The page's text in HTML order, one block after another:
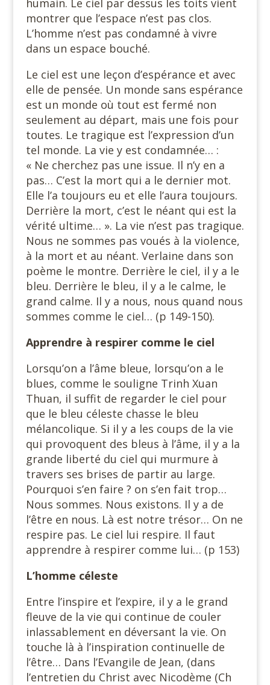
humain. Le ciel par dessus les toits vient
montrer que l’espace n’est pas clos.
L’homme n’est pas condamné à vivre
dans un espace bouché.
Le ciel est une leçon d’espérance et avec
elle de pensée. Un monde sans espérance
est un monde où tout est fermé non
seulement au départ, mais une fois pour
toutes. Le tragique est l’expression d’un
tel monde. La vie y est condamnée… :
« Ne cherchez pas une issue. Il n’y en a
pas… C’est la mort qui a le dernier mot.
Elle l’a toujours eu et elle l’aura toujours.
Derrière la mort, c’est le néant qui est la
vérité ultime… ». La vie n’est pas tragique.
Nous ne sommes pas voués à la violence,
à la mort et au néant. Verlaine dans son
poème le montre. Derrière le ciel, il y a le
bleu. Derrière le bleu, il y a le calme, le
grand calme. Il y a nous, nous quand nous
sommes comme le ciel… (p 149-150).
Apprendre à respirer comme le ciel
Lorsqu’on a l’âme bleue, lorsqu’on a le
blues, comme le souligne Trinh Xuan
Thuan, il suffit de regarder le ciel pour
que le bleu céleste chasse le bleu
mélancolique. Si il y a les coups de la vie
qui provoquent des bleus à l’âme, il y a la
grande liberté du ciel qui murmure à
travers ses brises de partir au large.
Pourquoi s’en faire ? on s’en fait trop…
Nous sommes. Nous existons. Il y a de
l’être en nous. Là est notre trésor… On ne
respire pas. Le ciel lui respire. Il faut
apprendre à respirer comme lui… (p 153)
L’homme céleste
Entre l’inspire et l’expire, il y a le grand
fleuve de la vie qui continue de couler
inlassablement en déversant la vie. On
touche là à l’inspiration continuelle de
l’être… Dans l’Evangile de Jean, (dans
l’entretien du Christ avec Nicodème (Ch